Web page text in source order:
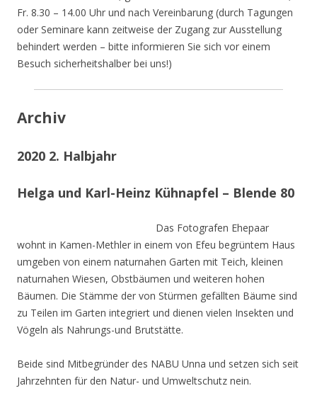
Fr. 8.30 – 14.00 Uhr und nach Vereinbarung (durch Tagungen
oder Seminare kann zeitweise der Zugang zur Ausstellung
behindert werden – bitte informieren Sie sich vor einem
Besuch sicherheitshalber bei uns!)
Archiv
2020 2. Halbjahr
Helga und Karl-Heinz Kühnapfel – Blende 80
Das Fotografen Ehepaar
wohnt in Kamen-Methler in einem von Efeu begrüntem Haus
umgeben von einem naturnahen Garten mit Teich, kleinen
naturnahen Wiesen, Obstbäumen und weiteren hohen
Bäumen. Die Stämme der von Stürmen gefällten Bäume sind
zu Teilen im Garten integriert und dienen vielen Insekten und
Vögeln als Nahrungs-und Brutstätte.
Beide sind Mitbegründer des NABU Unna und setzen sich seit
Jahrzehnten für den Natur- und Umweltschutz nein.